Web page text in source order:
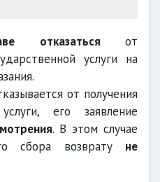
отказаться от
услуги на
от получения
его заявление
. В этом случае
сбора возврату не